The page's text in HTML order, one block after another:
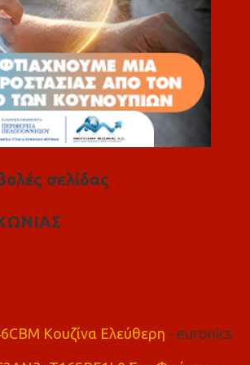
σελίδας
Κουζίνα Ελεύθερη - euronics